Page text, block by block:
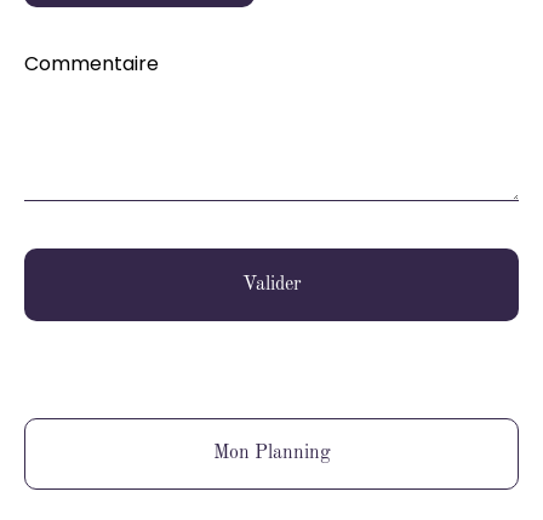
Commentaire
Valider
Mon Planning